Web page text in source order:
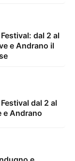
dal 2 al
e Andrano il
dal 2 al
e Andrano